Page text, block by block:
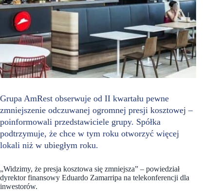
Grupa AmRest obserwuje od II kwartału pewne
zmniejszenie odczuwanej ogromnej presji kosztowej –
poinformowali przedstawiciele grupy. Spółka
podtrzymuje, że chce w tym roku otworzyć więcej
lokali niż w ubiegłym roku.
„Widzimy, że presja kosztowa się zmniejsza” – powiedział
dyrektor finansowy Eduardo Zamarripa na telekonferencji dla
inwestorów.